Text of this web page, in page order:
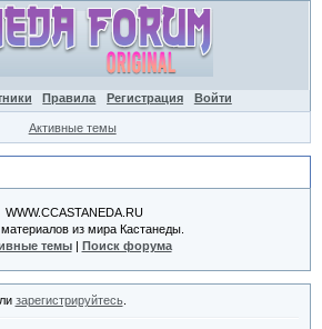
Правила Регистрация Войти
Активные темы
WWW.CCASTANEDA.RU
из мира Кастанеды.
темы| Поиск форума
зарегистрируйтесь.